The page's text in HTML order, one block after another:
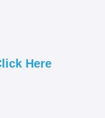
Here